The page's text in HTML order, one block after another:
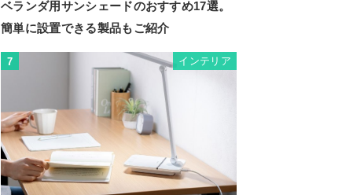
ベランダ用サンシェードのおすすめ17選。
簡単に設置できる製品もご紹介
7 インテリア